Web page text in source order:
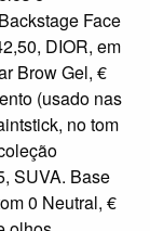
Face
DIOR, em
Brow Gel, €
(usado nas
no tom
SUVA. Base
0 Neutral, €